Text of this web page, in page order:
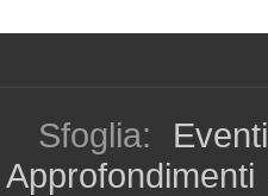
Sfoglia: Eventi
Approfondimenti